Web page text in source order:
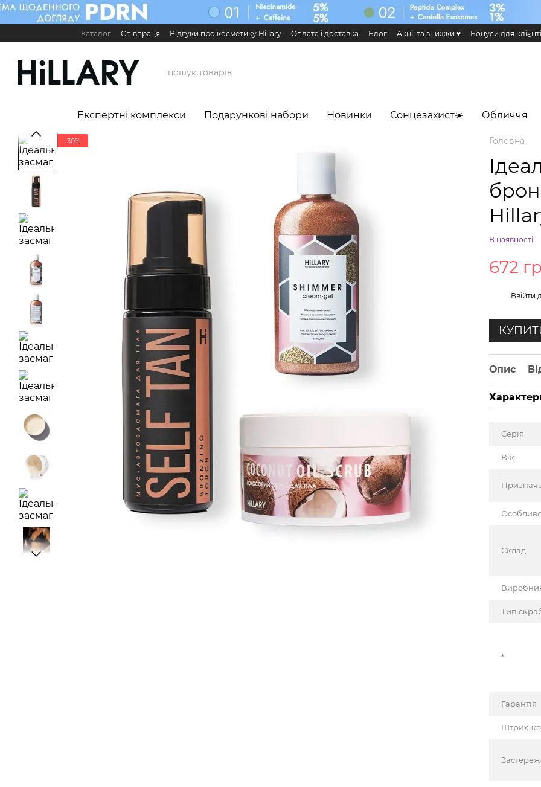
Перейти до основного контенту
Каталог Співпраця Відгуки про косметику Hillary Оплата і доставка Блог Акції та знижки ♥️ Бонуси для
Карʼєра в Hillary
Контактна інформація Обмін та повернення Публічна оферта Еко сертифікати і сертифікація
Експертні комплекси Подарункові набори Новинки Сонцезахист☀️ Обличчя
−30% Головна
В наявності
672
Ввійти
Опис
Серія
Вік
Склад
Тип
*
Гарантія
Штрих-